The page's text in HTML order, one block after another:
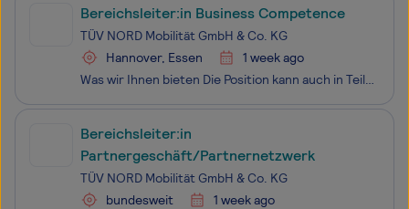
Bereichsleiter:in Business Competence
TÜV NORD Mobilität GmbH & Co. KG
Hannover, Essen
1 week ago
Was wir Ihnen bieten Die Position kann auch in Teilzeit als Jobsharing besetzt werden Strategische Schlüsselposition mit direktem Einfluss auf die Unternehmensentwicklung Unternehmerische Verantwortung mit Gestaltungsspielraum für Produkte, Dienstleistungen, Prozesse und Innovation
Bereichsleiter:in
Partnergeschäft/Partnernetzwerk
TÜV NORD Mobilität GmbH & Co. KG
bundesweit
1 week ago